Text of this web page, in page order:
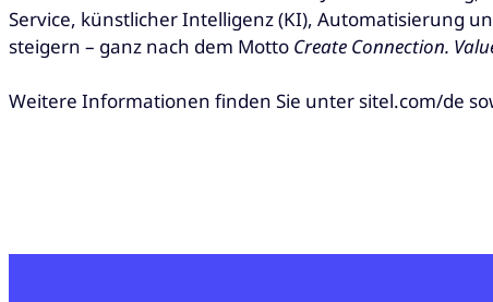
Service, künstlicher Intelligenz (KI), Automatisierung
steigern – ganz nach dem Motto Create Connection.
Weitere Informationen finden Sie unter sitel.com/de